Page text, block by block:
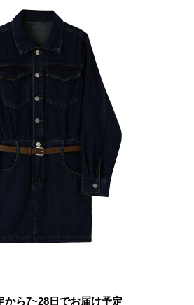
から7~28日でお届け予定